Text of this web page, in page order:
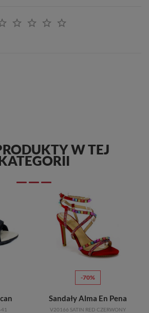
W TEJ
-70%
Sandały Alma En Pena
V20166 SATIN RED CZERWONY